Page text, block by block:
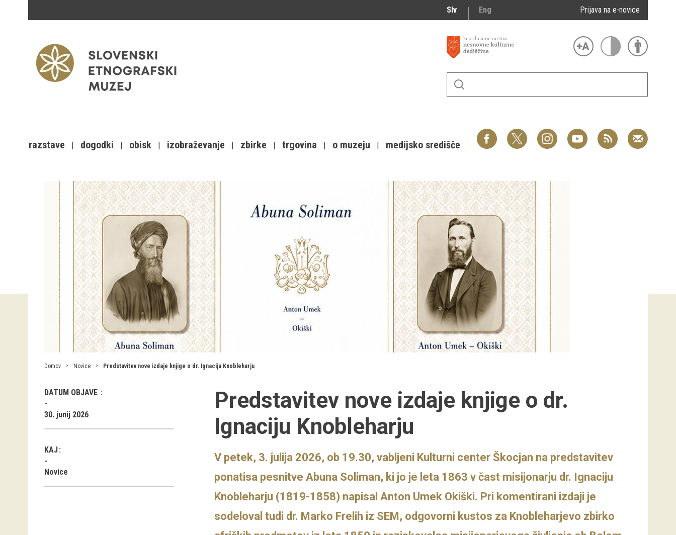
Slv Eng Prijava na e-novice
razstave dogodki obisk izobraževanje zbirke trgovina o muzeju medijsko središče
Domov Novice Predstavitev nove izdaje knjige o dr. Ignaciju Knobleharju
DATUM OBJAVE
30. junij 2026
KAJ
Novice
Predstavitev nove izdaje knjige o dr.
Ignaciju Knobleharju
V petek, 3. julija 2026, ob 19.30, vabljeni Kulturni center Škocjan na predstavitev
ponatisa pesnitve Abuna Soliman, ki jo je leta 1863 v čast misijonarju dr. Ignaciju
Knobleharju (1819-1858) napisal Anton Umek Okiški. Pri komentirani izdaji je
sodeloval tudi dr. Marko Frelih iz SEM, odgovorni kustos za Knobleharjevo zbirko